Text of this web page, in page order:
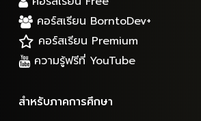
คอร์สเรียน BorntoDev+
คอร์สเรียน Premium
ความรู้ฟรีที่ YouTube
สำหรับภาคการศึกษา